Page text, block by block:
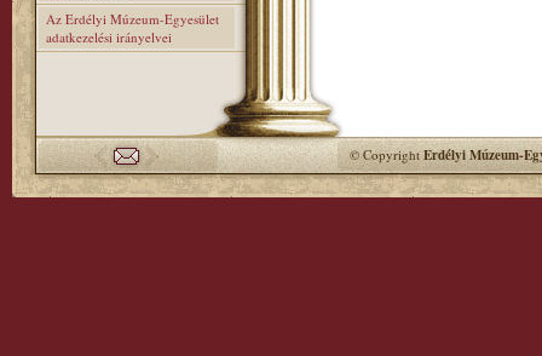
Az Erdélyi Múzeum-Egyesület
adatkezelési irányelvei
© CopyrightErdélyi Múzeum-